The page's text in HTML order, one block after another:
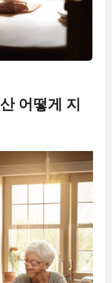
어떻게 지